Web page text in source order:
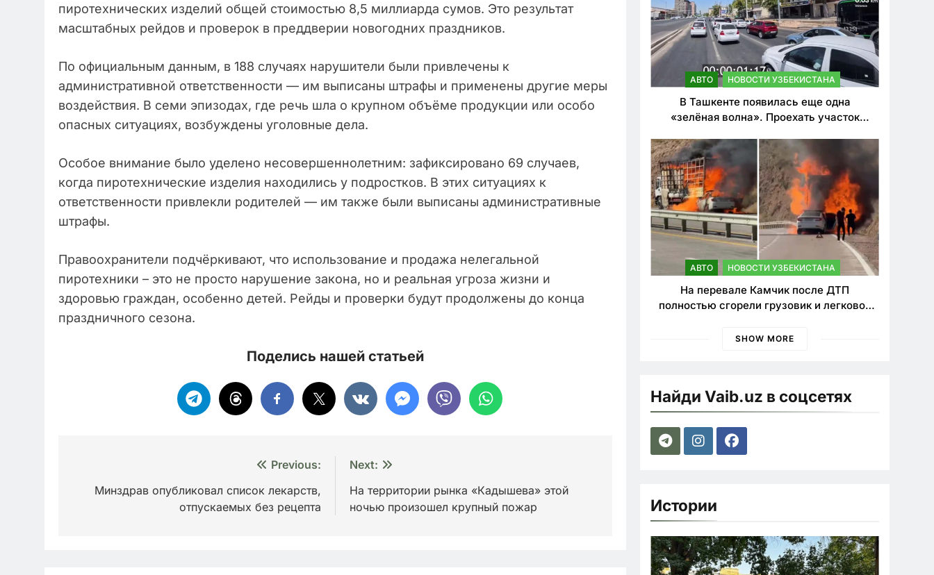
пиротехнических изделий общей стоимостью 8,5 миллиарда сумов. Это результат
масштабных рейдов и проверок в преддверии новогодних праздников.
По официальным данным, в 188 случаях нарушители были привлечены к
административной ответственности — им выписаны штрафы и применены другие меры
воздействия. В семи эпизодах, где речь шла о крупном объёме продукции или особо
опасных ситуациях, возбуждены уголовные дела.
Особое внимание было уделено несовершеннолетним: зафиксировано 69 случаев,
когда пиротехнические изделия находились у подростков. В этих ситуациях к
ответственности привлекли родителей — им также были выписаны административные
штрафы.
Правоохранители подчёркивают, что использование и продажа нелегальной
пиротехники – это не просто нарушение закона, но и реальная угроза жизни и
здоровью граждан, особенно детей. Рейды и проверки будут продолжены до конца
праздничного сезона.
Поделись нашей статьей
Previous:
Минздрав опубликовал список лекарств,
отпускаемых без рецепта
Next:
На территории рынка «Кадышева» этой
ночью произошел крупный пожар
АВТО НОВОСТИ УЗБЕКИСТАНА
В Ташкенте появилась еще одна
«зелёная волна». Проехать участок
АВТО НОВОСТИ УЗБЕКИСТАНА
На перевале Камчик после ДТП
полностью сгорели грузовик и легковой
SHOW MORE
Найди Vaib.uz в соцсетях
Истории